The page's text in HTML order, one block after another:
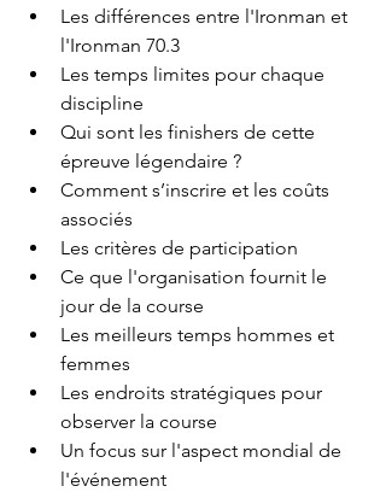
Les différences entre l'Ironman et
l'Ironman 70.3
Les temps limites pour chaque
discipline
Qui sont les finishers de cette
épreuve légendaire ?
Comment s’inscrire et les coûts
associés
Les critères de participation
Ce que l'organisation fournit le
jour de la course
Les meilleurs temps hommes et
femmes
Les endroits stratégiques pour
observer la course
Un focus sur l'aspect mondial de
l'événement